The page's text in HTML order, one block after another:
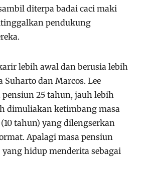
diterpa badai caci maki
pendukung
lebih awal dan berusia lebih
Suharto dan Marcos. Lee
25 tahun, jauh lebih
dimuliakan ketimbang masa
tahun) yang dilengserkan
Apalagi masa pensiun
hidup menderita sebagai